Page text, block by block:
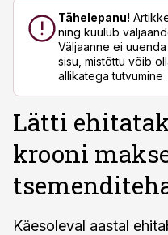
Tähelepanu!
ning kuulub
Väljaanne ei
sisu, mistõttu võib
allikatega tutvumine
Lätti
krooni
Käesoleval aastal